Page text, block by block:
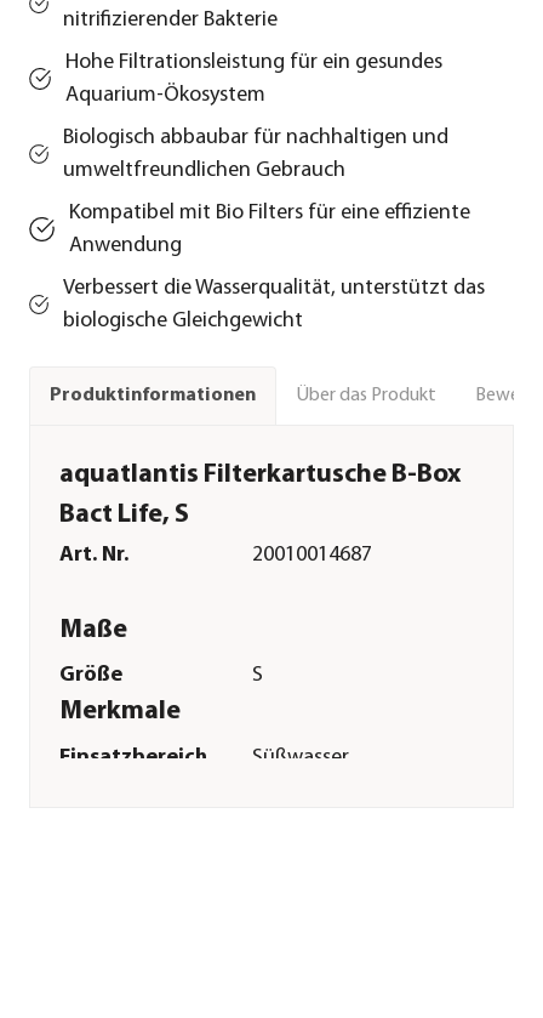
nitrifizierender Bakterie
Hohe Filtrationsleistung für ein gesundes
Aquarium-Ökosystem
Biologisch abbaubar für nachhaltigen und
umweltfreundlichen Gebrauch
Kompatibel mit Bio Filters für eine effiziente
Anwendung
Verbessert die Wasserqualität, unterstützt das
biologische Gleichgewicht
Produktinformationen Über das Produkt
aquatlantis Filterkartusche B-Box
Bact Life, S
Art. Nr. 20010014687
Maße
Größe S
Merkmale
Einsatzbereich Süßwasser